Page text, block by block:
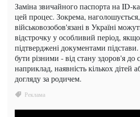
Заміна звичайного паспорта на ID-
цей процес. Зокрема,
військовозобов'язані в Україні
відстрочку у особливий період,
підтверджені документами
бути різними - від стану здоров'я до
наприклад, наявність кількох дітей
догляду за родичем.